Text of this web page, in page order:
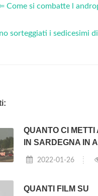
Come si combatte l
sorteggiati i sedicesimi
QUANTO CI
IN SARDEGNA IN
2022-01-26
QUANTI FILM SU